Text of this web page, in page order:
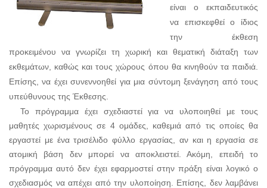
είναι ο εκπαιδευτικός
να επισκεφθεί ο ίδιος
την έκθεση
προκειμένου να γνωρίζει τη χωρική και θεματική διάταξη των
εκθεμάτων, καθώς και τους χώρους όπου θα κινηθούν τα παιδιά.
Επίσης, να έχει συνεννοηθεί για μια σύντομη ξενάγηση από τους
υπεύθυνους της Έκθεσης.
Το πρόγραμμα έχει σχεδιαστεί για να υλοποιηθεί με τους
μαθητές χωρισμένους σε 4 ομάδες, καθεμιά από τις οποίες θα
εργαστεί με ένα τρισέλιδο φύλλο εργασίας, αν και η εργασία σε
ατομική βάση δεν μπορεί να αποκλειστεί. Ακόμη, επειδή το
πρόγραμμα αυτό δεν έχει εφαρμοστεί στην πράξη είναι λογικό ο
σχεδιασμός να απέχει από την υλοποίηση. Επίσης, δεν λαμβάνει